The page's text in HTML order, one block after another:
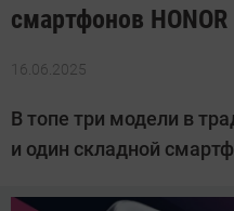
смартфонов
16.06.2025
Автор:
Калашников
В топе три модели в
и один складной